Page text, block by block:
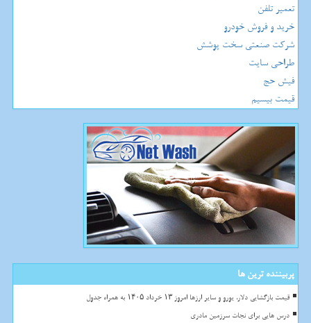
تعمیر تلفن
خرید و فروش خودرو
شرکت صنعتی سخت پوشش
طراحی سایت
فیش حج
قیمت بیسیم
پربیننده ترین ها
قیمت بازگشایی دلار، یورو و سایر ارزها امروز ۱۳ خرداد ۱۴۰۵ به همراه جدول
درس هایی برای نجات سرزمین مادری